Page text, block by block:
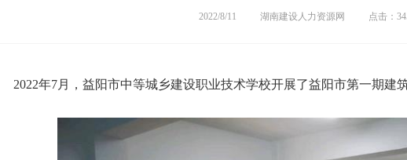
2022/8/11 湖南建设人力资源网 点击：
2022年7月，益阳市中等城乡建设职业技术学校开展了益阳市第一期建